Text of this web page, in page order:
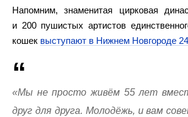
Напомним, знаменитая цирковая
и 200 пушистых артистов
кошек выступают в Нижнем Новгороде
«Мы не просто живём 55 лет
друг для друга. Молодёжь, и вам